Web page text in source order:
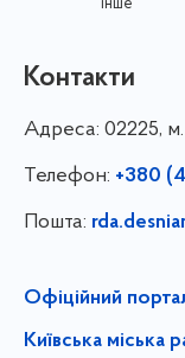
інше
Контакти
Адреса: 02225,
Телефон: +380
Пошта:
Офіційний
Київська міська